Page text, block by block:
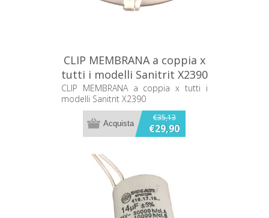
CLIP MEMBRANA a coppia x
tutti i modelli Sanitrit X2390
CLIP MEMBRANA a coppia x tutti i
modelli Sanitrit X2390
€35,13
€29,90